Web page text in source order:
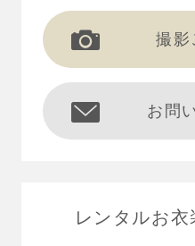
撮影
お問
レンタルお衣